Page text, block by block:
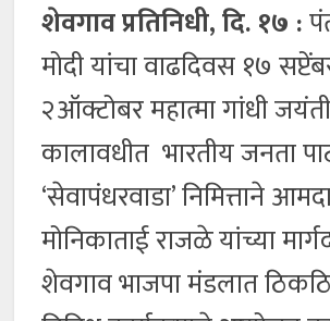
शेवगाव प्रतिनिधी, दि. १७ :
मोदी यांचा वाढदिवस १७
२ऑक्टोबर महात्मा गांधी
कालावधीत भारतीय जनता
‘सेवापंधरवाडा’ निमित्ताने
मोनिकाताई राजळे यांच्या
शेवगाव भाजपा मंडलात